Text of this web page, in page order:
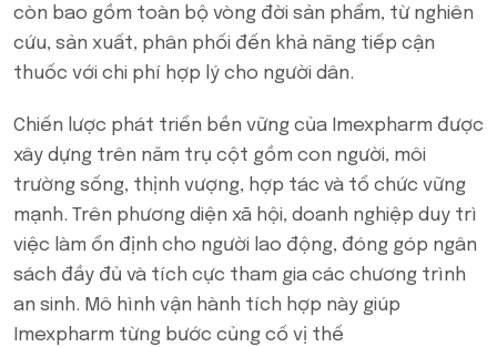
còn bao gồm toàn bộ vòng đời sản phẩm, từ nghiên
cứu, sản xuất, phân phối đến khả năng tiếp cận
thuốc với chi phí hợp lý cho người dân.
Chiến lược phát triển bền vững của Imexpharm được
xây dựng trên năm trụ cột gồm con người, môi
trường sống, thịnh vượng, hợp tác và tổ chức vững
mạnh. Trên phương diện xã hội, doanh nghiệp duy trì
việc làm ổn định cho người lao động, đóng góp ngân
sách đầy đủ và tích cực tham gia các chương trình
an sinh. Mô hình vận hành tích hợp này giúp
Imexpharm từng bước củng cố vị thế